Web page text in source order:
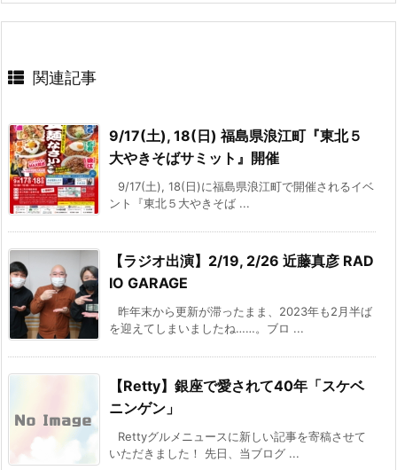
関連記事
9/17(土), 18(日) 福島県浪江町『東北５
大やきそばサミット』開催
9/17(土), 18(日)に福島県浪江町で開催されるイベ
ント『東北５大やきそば ...
【ラジオ出演】2/19, 2/26 近藤真彦 RAD
IO GARAGE
昨年末から更新が滞ったまま、2023年も2月半ば
を迎えてしまいましたね……。ブロ ...
【Retty】銀座で愛されて40年「スケベ
ニンゲン」
Rettyグルメニュースに新しい記事を寄稿させて
いただきました！ 先日、当ブログ ...